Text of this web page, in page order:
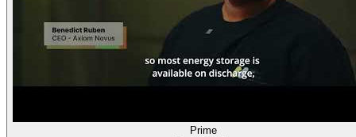
Prime